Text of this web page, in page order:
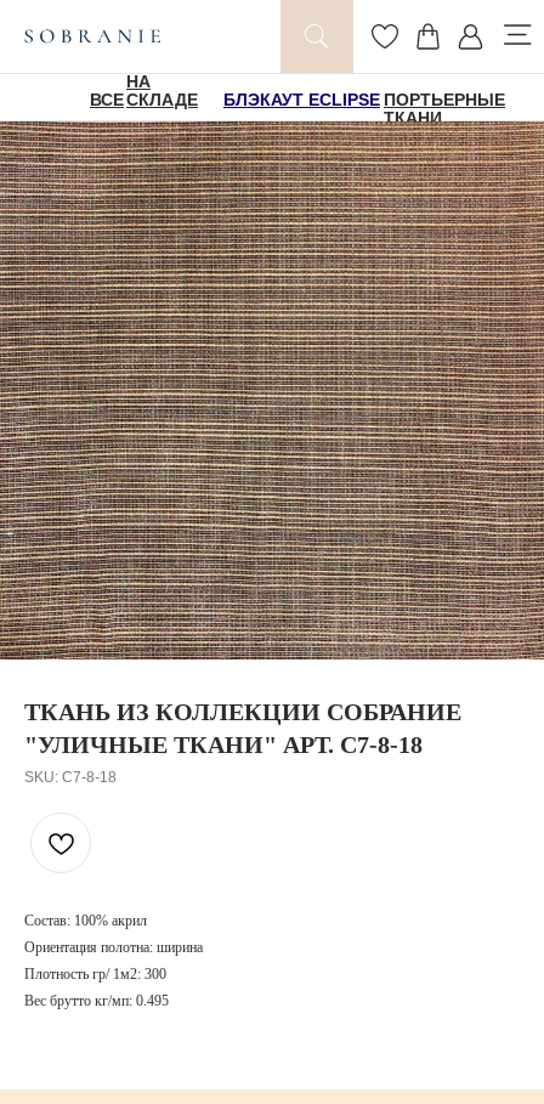
ВСЕ
НА
СКЛАДЕ
БЛЭКАУТ ECLIPSE ПОРТЬЕРНЫЕ
ТКАНИ
ТКАНЬ ИЗ КОЛЛЕКЦИИ СОБРАНИЕ
"УЛИЧНЫЕ ТКАНИ" АРТ. С7-8-18
SKU: С7-8-18
Состав: 100% акрил
Ориентация полотна: ширина
Плотность гр/ 1м2: 300
Вес брутто кг/мп: 0.495